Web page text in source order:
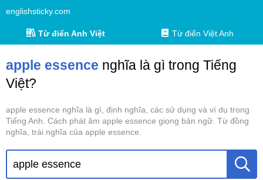
englishsticky.com
Từ điển Anh Việt Từ điển Việt Anh
apple essence nghĩa là gì trong Tiếng
Việt?
apple essence nghĩa là gì, định nghĩa, các sử dụng và ví dụ trong
Tiếng Anh. Cách phát âm apple essence giọng bản ngữ. Từ đồng
nghĩa, trái nghĩa của apple essence.